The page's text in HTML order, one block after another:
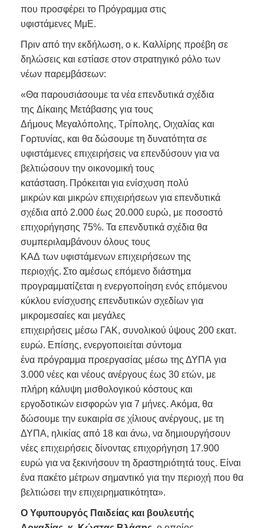
που προσφέρει το Πρόγραμμα στις
υφιστάμενες ΜμΕ.
Πριν από την εκδήλωση, ο κ. Καλλίρης προέβη σε
δηλώσεις και εστίασε στον στρατηγικό ρόλο των
νέων παρεμβάσεων:
«Θα παρουσιάσουμε τα νέα επενδυτικά σχέδια
της Δίκαιης Μετάβασης για τους
Δήμους Μεγαλόπολης, Τρίπολης, Οιχαλίας και
Γορτυνίας, και θα δώσουμε τη δυνατότητα σε
υφιστάμενες επιχειρήσεις να επενδύσουν για να
βελτιώσουν την οικονομική τους
κατάσταση. Πρόκειται για ενίσχυση πολύ
μικρών και μικρών επιχειρήσεων για επενδυτικά
σχέδια από 2.000 έως 20.000 ευρώ, με ποσοστό
επιχορήγησης 75%. Τα επενδυτικά σχέδια θα
συμπεριλαμβάνουν όλους τους
ΚΑΔ των υφιστάμενων επιχειρήσεων της
περιοχής. Στο αμέσως επόμενο διάστημα
προγραμματίζεται η ενεργοποίηση ενός επόμενου
κύκλου ενίσχυσης επενδυτικών σχεδίων για
μικρομεσαίες και μεγάλες
επιχειρήσεις μέσω ΓΑΚ, συνολικού ύψους 200 εκατ.
ευρώ. Επίσης, ενεργοποιείται σύντομα
ένα πρόγραμμα προεργασίας μέσω της ΔΥΠΑ για
3.000 νέες και νέους ανέργους έως 30 ετών, με
πλήρη κάλυψη μισθολογικού κόστους και
εργοδοτικών εισφορών για 7 μήνες. Ακόμα, θα
δώσουμε την ευκαιρία σε χίλιους ανέργους, με τη
ΔΥΠΑ, ηλικίας από 18 και άνω, να δημιουργήσουν
νέες επιχειρήσεις δίνοντας επιχορήγηση 17.900
ευρώ για να ξεκινήσουν τη δραστηριότητά τους. Είναι
ένα πακέτο μέτρων σημαντικό για την περιοχή που θα
βελτιώσει την επιχειρηματικότητα».
Ο Υφυπουργός Παιδείας και βουλευτής